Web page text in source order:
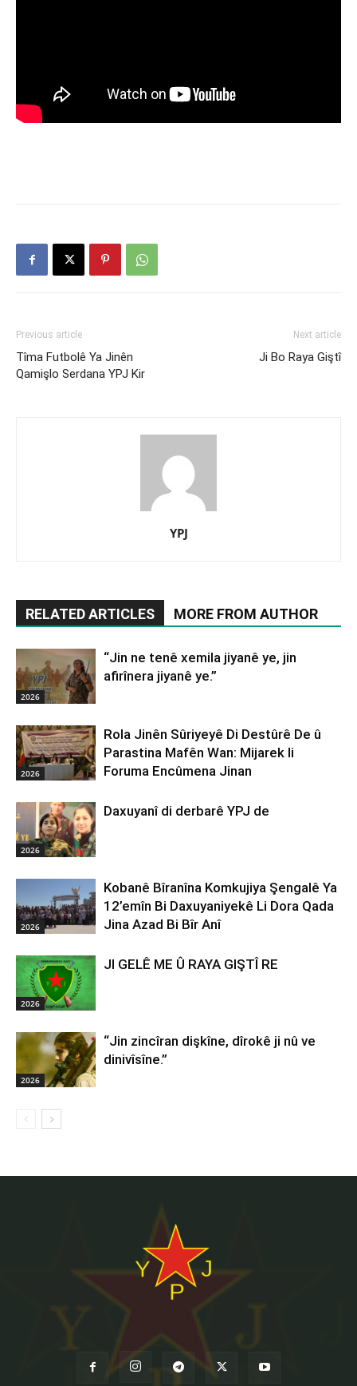
Previous article
Tîma Futbolê Ya Jinên
Qamişlo Serdana YPJ Kir
Next article
Ji Bo Raya Giştî
YPJ
RELATED ARTICLES MORE FROM AUTHOR
2026
“Jin ne tenê xemila jiyanê ye, jin
afirînera jiyanê ye.”
2026
Rola Jinên Sûriyeyê Di Destûrê De û
Parastina Mafên Wan: Mijarek li
Foruma Encûmena Jinan
2026
Daxuyanî di derbarê YPJ de
2026
Kobanê Bîranîna Komkujiya Şengalê Ya
12’emîn Bi Daxuyaniyekê Li Dora Qada
Jina Azad Bi Bîr Anî
2026
JI GELÊ ME Û RAYA GIŞTÎ RE
2026
“Jin zincîran dişkîne, dîrokê ji nû ve
dinivîsîne.”